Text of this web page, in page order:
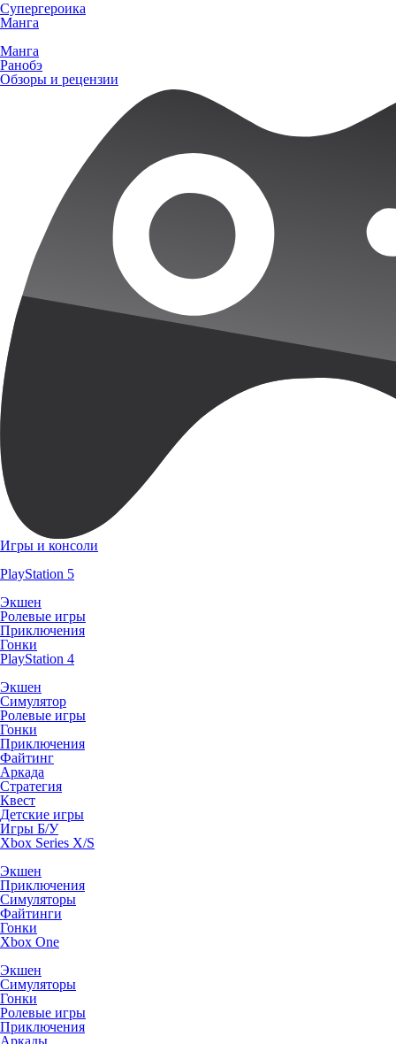
Супергероика
Манга
Манга
Ранобэ
Обзоры и рецензии
Игры и консоли
PlayStation 5
Экшен
Ролевые игры
Приключения
Гонки
PlayStation 4
Экшен
Симулятор
Ролевые игры
Гонки
Приключения
Файтинг
Аркада
Стратегия
Квест
Детские игры
Игры Б/У
Xbox Series X/S
Экшен
Приключения
Симуляторы
Файтинги
Гонки
Xbox One
Экшен
Симуляторы
Гонки
Ролевые игры
Приключения
Аркады